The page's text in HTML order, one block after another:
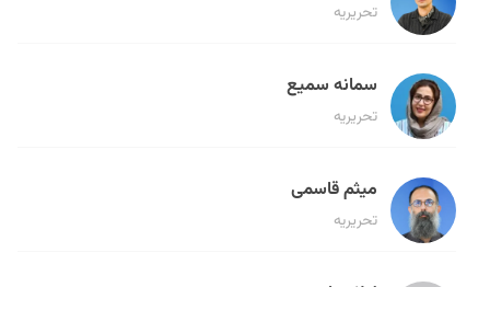
تحریریه
سمانه سمیع
تحریریه
میثم قاسمی
تحریریه
لیلا حنارود